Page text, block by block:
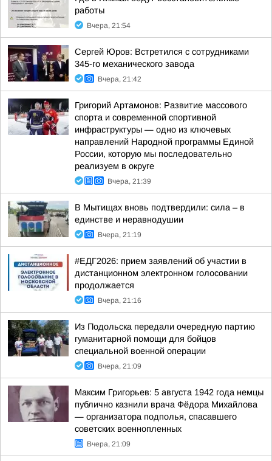
работы
Вчера, 21:54
Сергей Юров: Встретился с сотрудниками
345-го механического завода
Вчера, 21:42
Григорий Артамонов: Развитие массового
спорта и современной спортивной
инфраструктуры — одно из ключевых
направлений Народной программы Единой
России, которую мы последовательно
реализуем в округе
Вчера, 21:39
В Мытищах вновь подтвердили: сила – в
единстве и неравнодушии
Вчера, 21:19
#ЕДГ2026: прием заявлений об участии в
дистанционном электронном голосовании
продолжается
Вчера, 21:16
Из Подольска передали очередную партию
гуманитарной помощи для бойцов
специальной военной операции
Вчера, 21:09
Максим Григорьев: 5 августа 1942 года немцы
публично казнили врача Фёдора Михайлова
— организатора подполья, спасавшего
советских военнопленных
Вчера, 21:09